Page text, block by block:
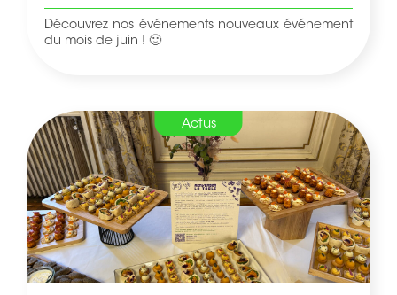
Découvrez nos événements nouveaux événement
du mois de juin ! 🙂
Actus